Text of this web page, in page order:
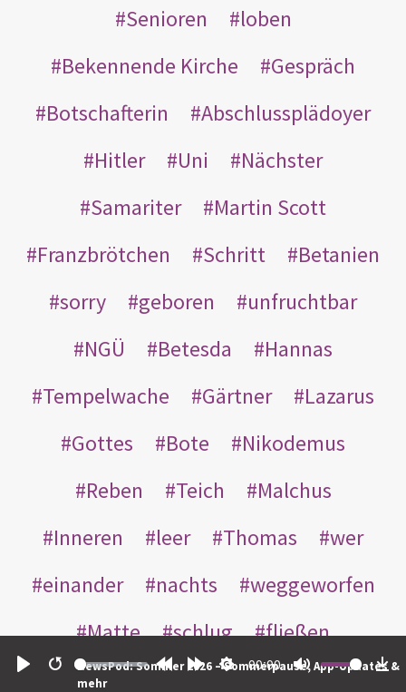
Restart
00:00
NewsPod: Sommer 2026 – Sommerpause, App-Updates &
mehr
Senioren
loben
Bekennende Kirche
Gespräch
Botschafterin
Abschlussplädoyer
Hitler
Uni
Nächster
Samariter
Martin Scott
Franzbrötchen
Schritt
Betanien
sorry
geboren
unfruchtbar
NGÜ
Betesda
Hannas
Tempelwache
Gärtner
Lazarus
Gottes
Bote
Nikodemus
Reben
Teich
Malchus
Inneren
leer Thomas
wer
einander
nachts
weggeworfen
Matte
schlug
fließen
Rabbuni
Martha Opferlamm